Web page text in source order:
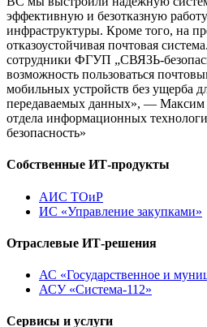
эффективную и безотказную
инфраструктуры. Кроме того, на
отказоустойчивая почтовая
сотрудники ФГУП „СВЯЗЬ-
возможность пользоваться
мобильных устройств без ущерба
передаваемых данных», — Максим
отдела информационных
безопасность»
Собственные ИТ-продукты
АИС ТОиР
ИС «Управление закупками»
Отраслевые ИТ-решения
АС «Государственное и
АСУ «Система-112»
Сервисы и услуги